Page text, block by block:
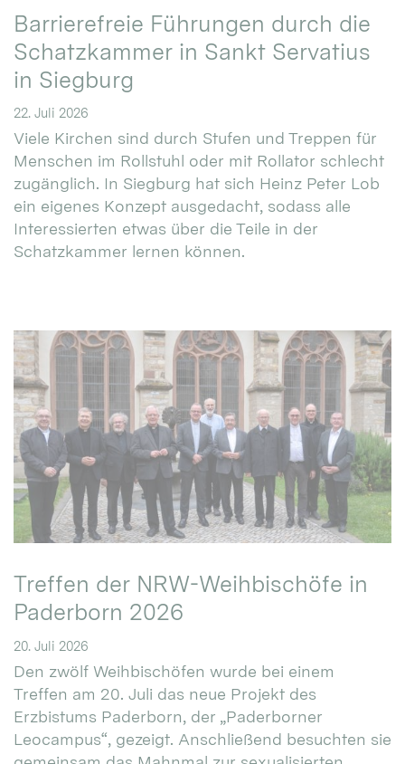
Barrierefreie Führungen durch die
Schatzkammer in Sankt Servatius
in Siegburg
22. Juli 2026
Viele Kirchen sind durch Stufen und Treppen für
Menschen im Rollstuhl oder mit Rollator schlecht
zugänglich. In Siegburg hat sich Heinz Peter Lob
ein eigenes Konzept ausgedacht, sodass alle
Interessierten etwas über die Teile in der
Schatzkammer lernen können.
Treffen der NRW-Weihbischöfe in
Paderborn 2026
20. Juli 2026
Den zwölf Weihbischöfen wurde bei einem
Treffen am 20. Juli das neue Projekt des
Erzbistums Paderborn, der „Paderborner
Leocampus“, gezeigt. Anschließend besuchten sie